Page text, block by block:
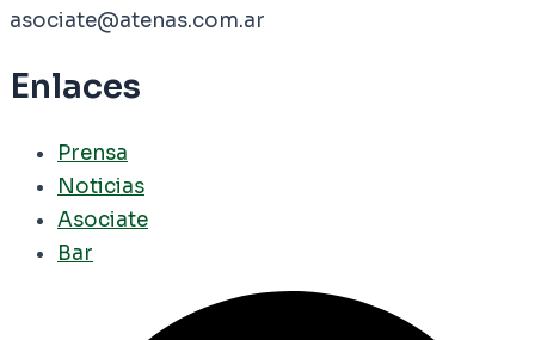
asociate@atenas.com.ar
Enlaces
Prensa
Noticias
Asociate
Bar